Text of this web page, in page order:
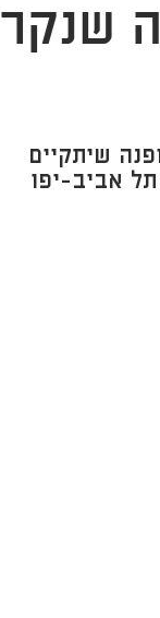
שנקר
שיתקיים
תל אביב-יפו